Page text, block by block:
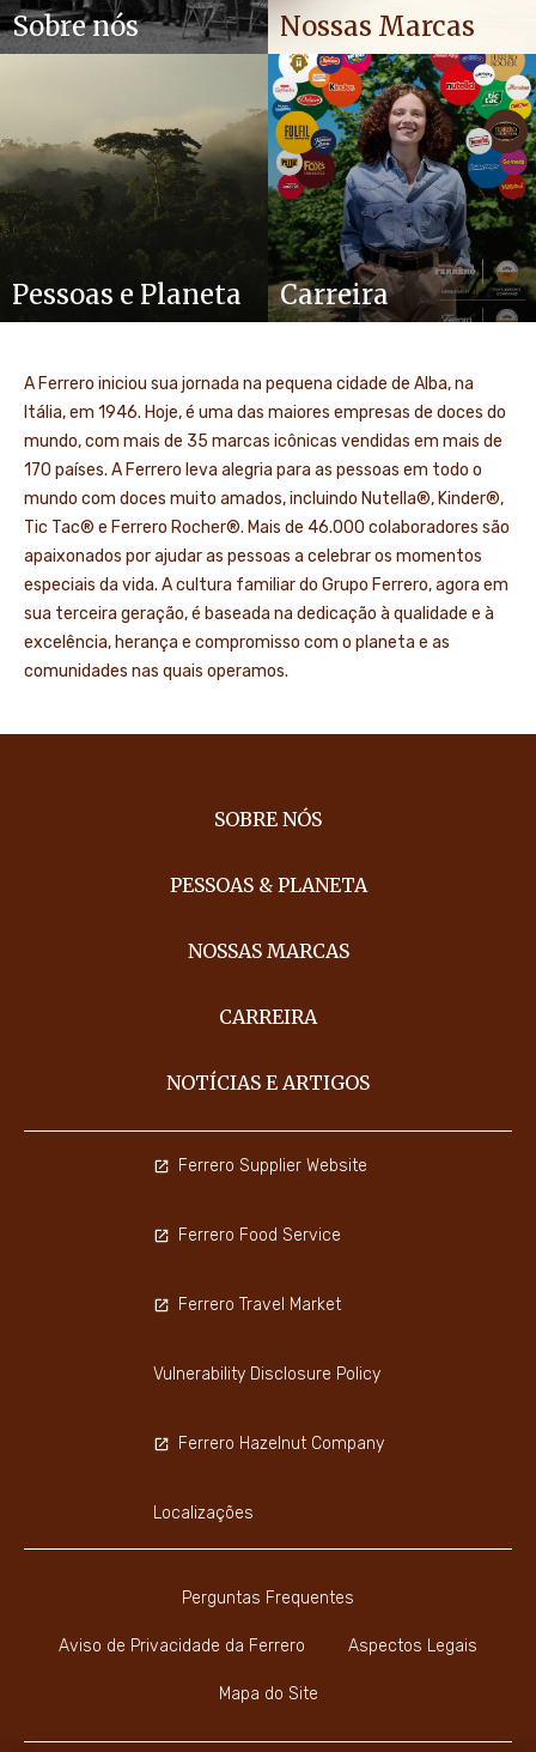
Sobre nós Nossas Marcas
Pessoas e Planeta Carreira
A Ferrero iniciou sua jornada na pequena cidade de Alba, na
Itália, em 1946. Hoje, é uma das maiores empresas de doces do
mundo, com mais de 35 marcas icônicas vendidas em mais de
170 países. A Ferrero leva alegria para as pessoas em todo o
mundo com doces muito amados, incluindo Nutella®, Kinder®,
Tic Tac® e Ferrero Rocher®. Mais de 46.000 colaboradores são
apaixonados por ajudar as pessoas a celebrar os momentos
especiais da vida. A cultura familiar do Grupo Ferrero, agora em
sua terceira geração, é baseada na dedicação à qualidade e à
excelência, herança e compromisso com o planeta e as
comunidades nas quais operamos.
SOBRE NÓS
PESSOAS & PLANETA
NOSSAS MARCAS
CARREIRA
NOTÍCIAS E ARTIGOS
Perguntas Frequentes
Aviso de Privacidade da Ferrero Aspectos Legais
Mapa do Site
Ferrero Supplier Website
Ferrero Food Service
Ferrero Travel Market
Vulnerability Disclosure Policy
Ferrero Hazelnut Company
Localizações